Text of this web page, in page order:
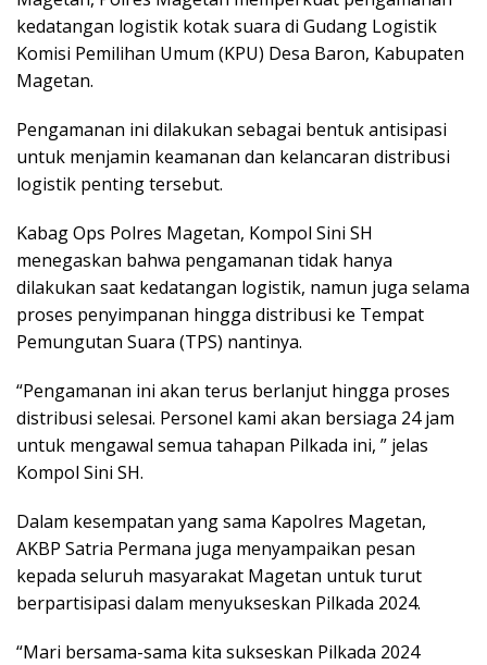
kedatangan logistik kotak suara di Gudang Logistik
Komisi Pemilihan Umum (KPU) Desa Baron, Kabupaten
Magetan.
Pengamanan ini dilakukan sebagai bentuk antisipasi
untuk menjamin keamanan dan kelancaran distribusi
logistik penting tersebut.
Kabag Ops Polres Magetan, Kompol Sini SH
menegaskan bahwa pengamanan tidak hanya
dilakukan saat kedatangan logistik, namun juga selama
proses penyimpanan hingga distribusi ke Tempat
Pemungutan Suara (TPS) nantinya.
“Pengamanan ini akan terus berlanjut hingga proses
distribusi selesai. Personel kami akan bersiaga 24 jam
untuk mengawal semua tahapan Pilkada ini, ” jelas
Kompol Sini SH.
Dalam kesempatan yang sama Kapolres Magetan,
AKBP Satria Permana juga menyampaikan pesan
kepada seluruh masyarakat Magetan untuk turut
berpartisipasi dalam menyukseskan Pilkada 2024.
“Mari bersama-sama kita sukseskan Pilkada 2024